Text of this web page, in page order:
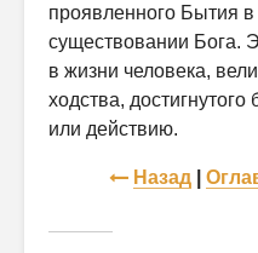
проявленного Бытия
существовании Бога.
в жизни человека,
ходства,
или действию.
Назад